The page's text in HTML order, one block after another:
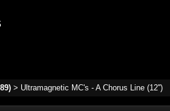
> Ultramagnetic MC's - A Chorus Line (12'')